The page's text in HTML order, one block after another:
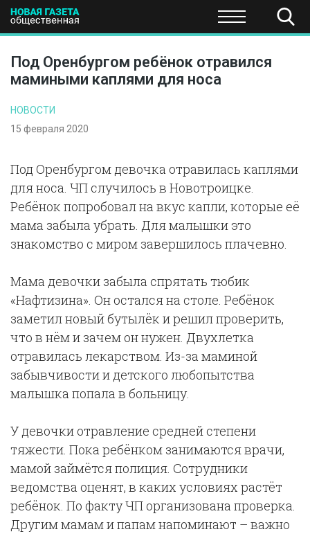
ПОЛИТИКА ЭКОНОМИКА НАУКА И
Под Оренбургом ребёнок отравился
мамиными каплями для носа
НОВОСТИ
15 февраля 2020
Под Оренбургом девочка отравилась каплями
для носа. ЧП случилось в Новотроицке.
Ребёнок попробовал на вкус капли, которые её
мама забыла убрать. Для малышки это
знакомство с миром завершилось плачевно.
Мама девочки забыла спрятать тюбик
«Нафтизина». Он остался на столе. Ребёнок
заметил новый бутылёк и решил проверить,
что в нём и зачем он нужен. Двухлетка
отравилась лекарством. Из-за маминой
забывчивости и детского любопытства
малышка попала в больницу.
У девочки отравление средней степени
тяжести. Пока ребёнком занимаются врачи,
мамой займётся полиция. Сотрудники
ведомства оценят, в каких условиях растёт
ребёнок. По факту ЧП организована проверка.
Другим мамам и папам напоминают – важно